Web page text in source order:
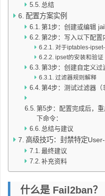
总结
配置方案实例
第1步：创建或编辑
第2步：写入以下配置
对于iptables-ipset-
ipset的安装和验证
第3步：创建自定义过
过滤器规则解释
第4步：测试过滤器（
第5步：配置完成后，
下命令：
总结与建议
高级技巧：封禁特定
最终建议
补充资料
什么是 Fail2ban？